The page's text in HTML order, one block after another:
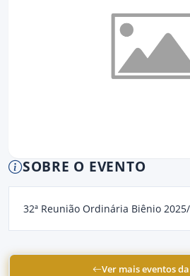
SOBRE O EVENTO
32ª Reunião Ordinária Biênio
Ver mais eventos